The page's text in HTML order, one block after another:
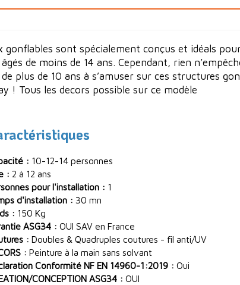
gonflables sont spécialement conçus et idéals
de moins de 14 ans. Cependant, rien
plus de 10 ans à s’amuser sur ces structures
! Tous les decors possible sur ce modèle
: 10-12-14 personnes
: 2 à 12 ans
pour l'installation : 1
d'installation : 30 mn
: 150 Kg
ASG34 : OUI SAV en France
: Doubles & Quadruples coutures - fil anti/UV
: Peinture à la main sans solvant
Conformité NF EN 14960-1:2019 : Oui
CONCEPTION ASG34 : OUI